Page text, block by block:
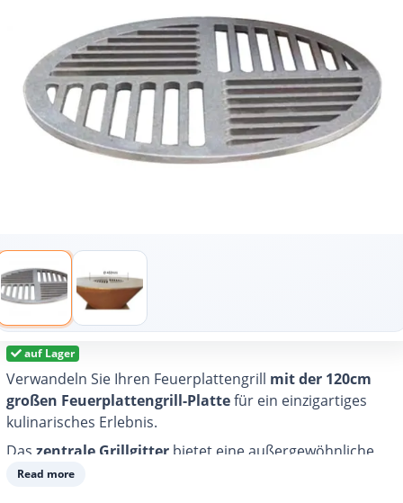
auf Lager
Verwandeln Sie Ihren Feuerplattengrill mit der 120cm
großen Feuerplattengrill-Plattefür ein einzigartiges
kulinarisches Erlebnis.
Daszentrale Grillgitter bietet eine außergewöhnliche
Vielseitigkeit, mit der Sie Ihren Feuerplattengrill 120cm-
Read more